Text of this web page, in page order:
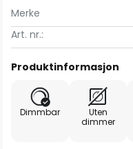
Merke
Art. nr.:
Produktinformasjon
Dimmbar
Uten
dimmer